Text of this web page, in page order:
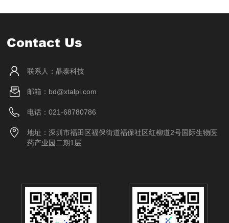
Contact Us
联系人：晶泰科技
邮箱：bd@xtalpi.com
电话：021-68780786
地址：深圳市福田区福保街道福保社区红柳道2号国际生物医
药产业园二期1层